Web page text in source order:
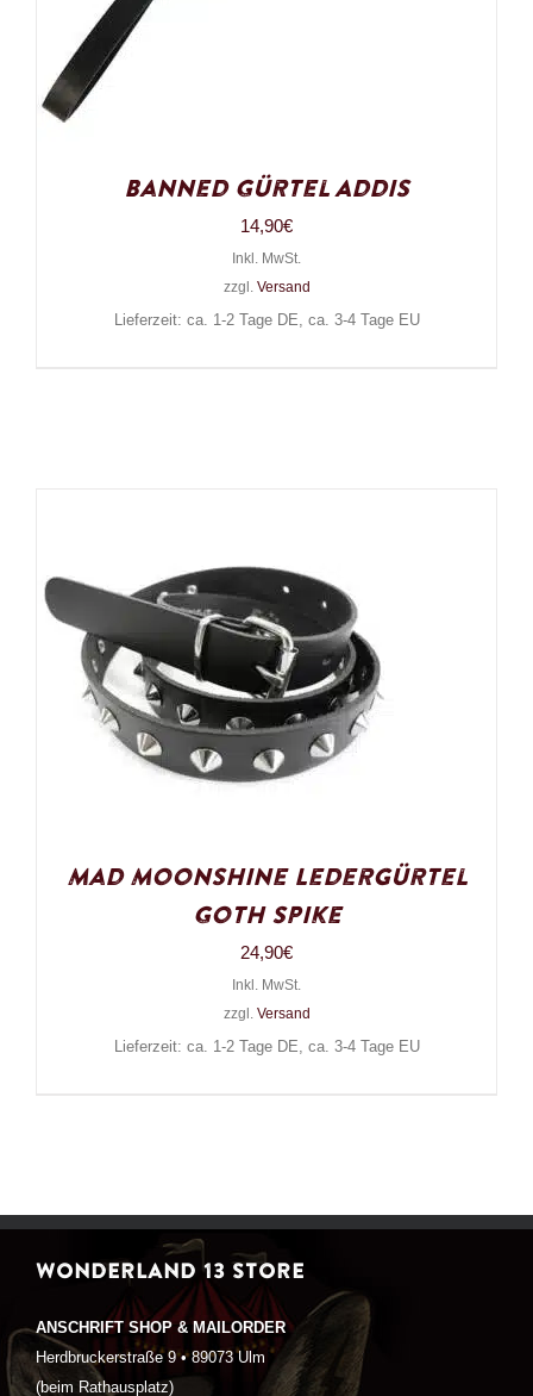
Banned Gürtel Addis
14,90€
Inkl. MwSt.
zzgl. Versand
Lieferzeit: ca. 1-2 Tage DE, ca. 3-4 Tage EU
Mad Moonshine Ledergürtel
Goth Spike
24,90€
Inkl. MwSt.
zzgl. Versand
Lieferzeit: ca. 1-2 Tage DE, ca. 3-4 Tage EU
WONDERLAND 13 STORE
ANSCHRIFT SHOP & MAILORDER
Herdbruckerstraße 9 • 89073 Ulm
(beim Rathausplatz)